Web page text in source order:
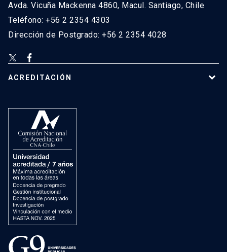
Avda. Vicuña Mackenna 4860, Macul. Santiago, Chile
Teléfono: +56 2 2354 4303
Dirección de Postgrado: +56 2 2354 4028
ACREDITACIÓN